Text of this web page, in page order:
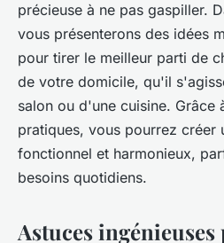
précieuse à ne pas gaspiller.
vous présenterons des idées
pour tirer le meilleur parti de
de votre domicile, qu'il
salon ou d'une cuisine. Grâce
pratiques, vous pourrez créer
fonctionnel et harmonieux,
besoins quotidiens.
Astuces